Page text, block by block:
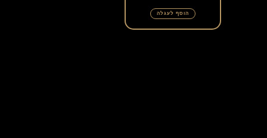
הוסף לעגלה